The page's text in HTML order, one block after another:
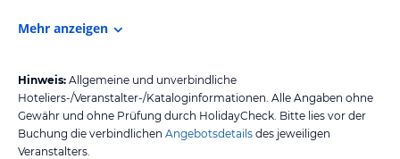
Mehr anzeigen
Hinweis: Allgemeine und unverbindliche
Hoteliers-/Veranstalter-/Kataloginformationen. Alle Angaben ohne
Gewähr und ohne Prüfung durch HolidayCheck. Bitte lies vor der
Buchung die verbindlichen Angebotsdetails des jeweiligen
Veranstalters.